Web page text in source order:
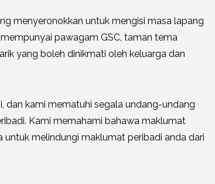
menyeronokkan untuk mengisi masa lapang
pawagam GSC, taman tema
yang boleh dinikmati oleh keluarga dan
dan kami mematuhi segala undang-undang
Kami memahami bahawa maklumat
untuk melindungi maklumat peribadi anda dari